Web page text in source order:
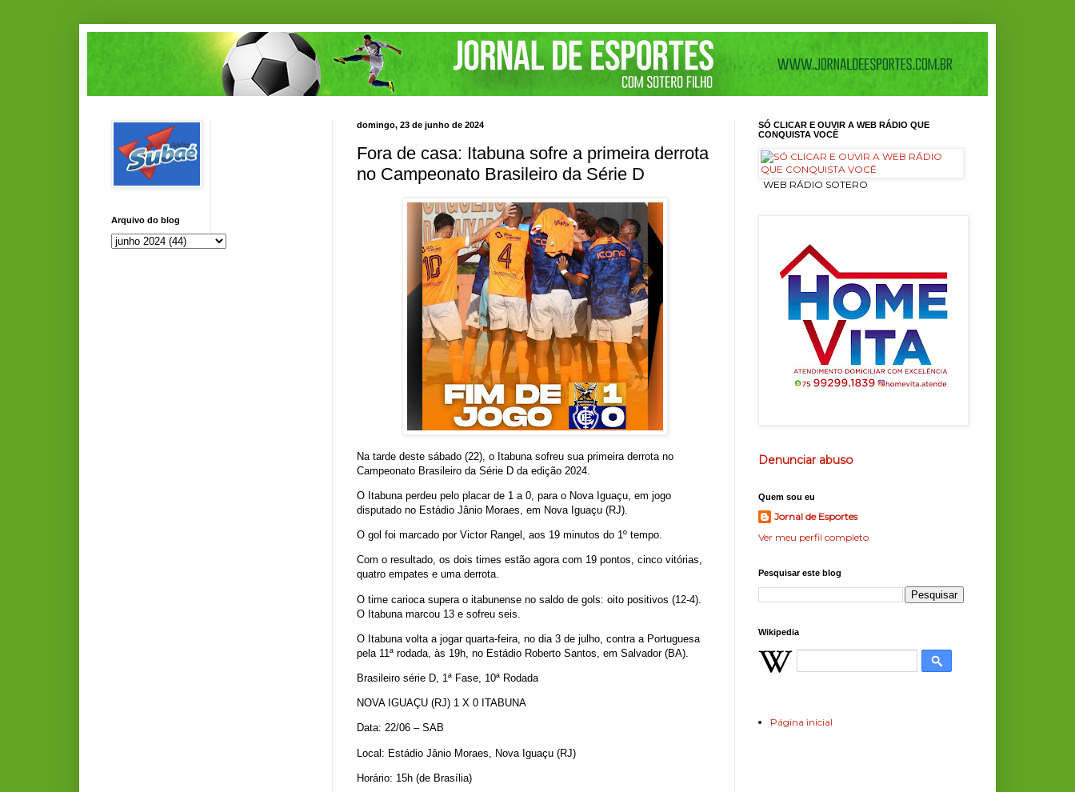
domingo, 23 de junho de 2024
Fora de casa: Itabuna sofre a primeira derrota
no Campeonato Brasileiro da Série D
Na tarde deste sábado (22), o Itabuna sofreu sua primeira derrota no
Campeonato Brasileiro da Série D da edição 2024.
O Itabuna perdeu pelo placar de 1 a 0, para o Nova Iguaçu, em jogo
disputado no Estádio Jânio Moraes, em Nova Iguaçu (RJ).
O gol foi marcado por Victor Rangel, aos 19 minutos do 1º tempo.
Com o resultado, os dois times estão agora com 19 pontos, cinco vitórias,
quatro empates e uma derrota.
O time carioca supera o itabunense no saldo de gols: oito positivos (12-4).
O Itabuna marcou 13 e sofreu seis.
O Itabuna volta a jogar quarta-feira, no dia 3 de julho, contra a Portuguesa
pela 11ª rodada, às 19h, no Estádio Roberto Santos, em Salvador (BA).
Brasileiro série D, 1ª Fase, 10ª Rodada
NOVA IGUAÇU (RJ) 1 X 0 ITABUNA
Data: 22/06 – SAB
Local: Estádio Jânio Moraes, Nova Iguaçu (RJ)
Horário: 15h (de Brasília)
Arquivo do blog
SÓ CLICAR E OUVIR A WEB RÁDIO QUE
CONQUISTA VOCÊ
ㅤ WEB RÁDIO SOTERO
Denunciar abuso
Quem sou eu
Jornal de Esportes
Ver meu perfil completo
Pesquisar este blog
Wikipedia
Página inicial